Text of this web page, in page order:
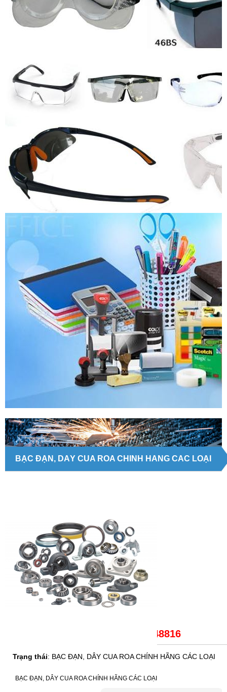
BẠC ĐẠN, DÂY CUA ROA CHÍNH HÃNG CÁC LOẠI
LH: 0979148816
Trạng thái: BẠC ĐẠN, DÂY CUA ROA CHÍNH HÃNG CÁC LOẠI
BẠC ĐẠN, DÂY CUA ROA CHÍNH HÃNG CÁC LOẠI